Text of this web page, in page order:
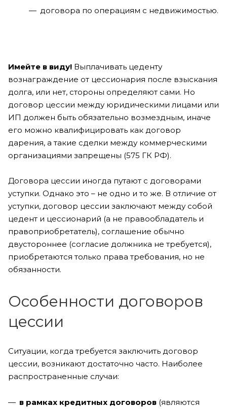
договора по операциям с недвижимостью.
Имейте в виду! Выплачивать цеденту
вознаграждение от цессионария после взыскания
долга, или нет, стороны определяют сами. Но
договор цессии между юридическими лицами или
ИП должен быть обязательно возмездным, иначе
его можно квалифицировать как договор
дарения, а такие сделки между коммерческими
организациями запрещены (575 ГК РФ).
Договора цессии иногда путают с договорами
уступки. Однако это – не одно и то же. В отличие от
уступки, договор цессии заключают между собой
цедент и цессионарий (а не правообладатель и
правоприобретатель), соглашение обычно
двустороннее (согласие должника не требуется),
приобретаются только права требования, но не
обязанности.
Особенности договоров
цессии
Ситуации, когда требуется заключить договор
цессии, возникают достаточно часто. Наиболее
распространенные случаи:
в рамках кредитных договоров (являются